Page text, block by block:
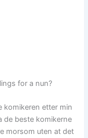
for a nun?
komikeren etter min
de beste komikerne
morsom uten at det